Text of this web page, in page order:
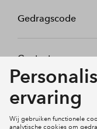
Gedragscode
Contact
Mijn profiel